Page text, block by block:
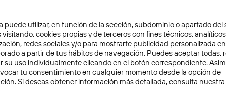
VIDEO ENTREVISTAS 2 min
puede utilizar, en función de la sección, subdominio o apartado del
visitando, cookies propias y de terceros con fines técnicos,
redes sociales y/o para mostrarte publicidad personalizada
a partir de tus hábitos de navegación. Puedes aceptar todas,
su uso individualmente clicando en el botón correspondiente.
tu consentimiento en cualquier momento desde la opción de
Si deseas obtener información más detallada, consulta nuestra